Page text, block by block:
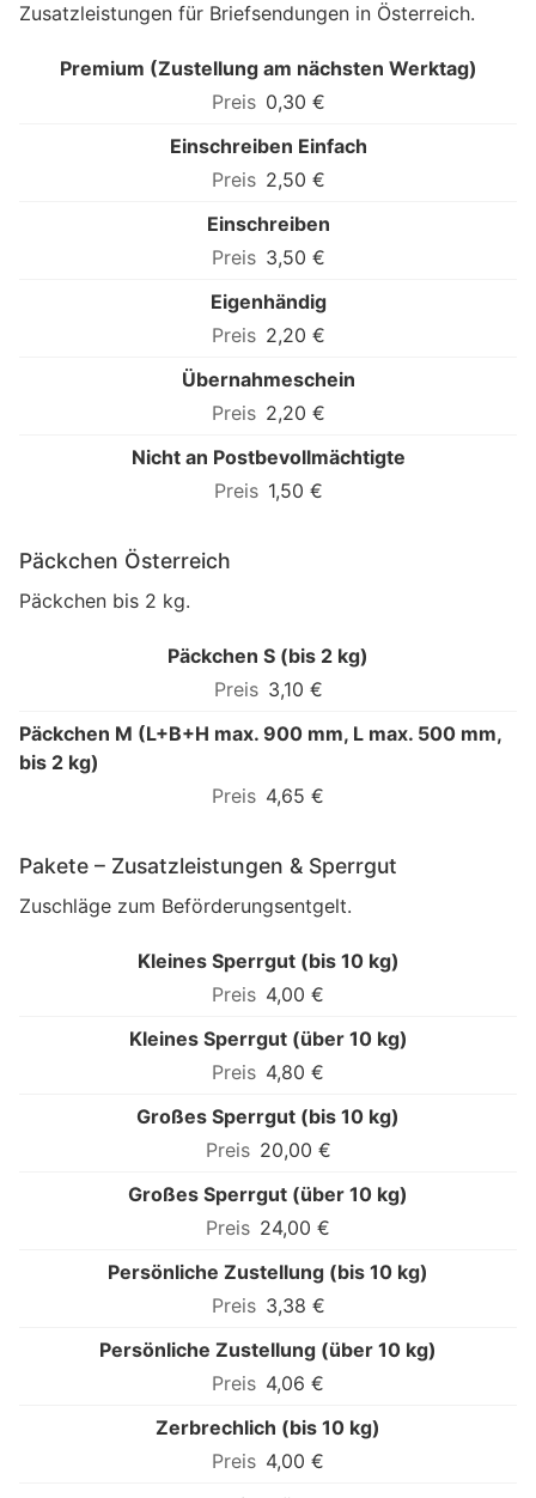
Zusatzleistungen für Briefsendungen in Österreich.
Premium (Zustellung am nächsten Werktag)
0,30 €
Einschreiben Einfach
2,50 €
Einschreiben
3,50 €
Eigenhändig
2,20 €
Übernahmeschein
2,20 €
Nicht an Postbevollmächtigte
1,50 €
Päckchen Österreich
Päckchen bis 2 kg.
Päckchen S (bis 2 kg)
3,10 €
Päckchen M (L+B+H max. 900 mm, L max. 500 mm,
bis 2 kg)
4,65 €
Pakete – Zusatzleistungen & Sperrgut
Zuschläge zum Beförderungsentgelt.
Kleines Sperrgut (bis 10 kg)
4,00 €
Kleines Sperrgut (über 10 kg)
4,80 €
Großes Sperrgut (bis 10 kg)
20,00 €
Großes Sperrgut (über 10 kg)
24,00 €
Persönliche Zustellung (bis 10 kg)
3,38 €
Persönliche Zustellung (über 10 kg)
4,06 €
Zerbrechlich (bis 10 kg)
4,00 €